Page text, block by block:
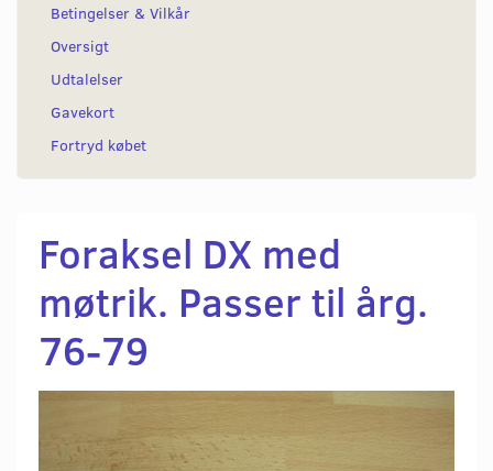
Betingelser & Vilkår
Oversigt
Udtalelser
Gavekort
Fortryd købet
Foraksel DX med
møtrik. Passer til årg.
76-79